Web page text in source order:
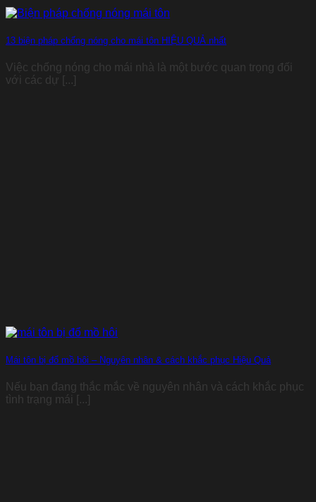
13 biện pháp chống nóng cho mái tôn HIỆU QUẢ nhất
Việc chống nóng cho mái nhà là một bước quan trọng đối
với các dự [...]
Mái tôn bị đổ mồ hôi – Nguyên nhân & cách khắc phục Hiệu Quả
Nếu bạn đang thắc mắc về nguyên nhân và cách khắc phục
tình trạng mái [...]